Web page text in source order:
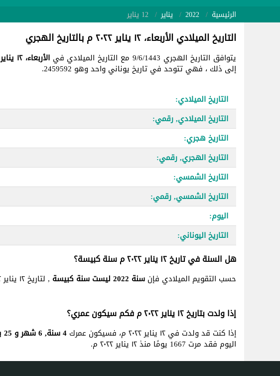
الرئيسية 2022 يناير 12 يناير
التاريخ الميلادي الأربعاء، ١٢ يناير ٢٠٢٢ م بالتاريخ الهجري
يتوافق التاريخ الهجري 9/6/1443 مع التاريخ الميلادي في الأربعاء، ١٢ يناير ٢٠٢٢ م
إلى ذلك ، فهي تتوحد في تاريخ يوناني واحد وهو 2459592.
التاريخ الميلادي:
التاريخ الميلادي, رقمي:
التاريخ هجري:
التاريخ الهجري, رقمي:
التاريخ الشمسي:
التاريخ الشمسي, رقمي:
اليوم:
التاريخ اليوناني:
هل السنة في تاريخ ١٢ يناير ٢٠٢٢ م سنة كبيسة؟
حسب التقويم الميلادي فإن سنة 2022 ليست سنة كبيسة , لتاريخ ١٢ يناير ٢٠٢٢ م.
إذا ولدت بتاريخ ١٢ يناير ٢٠٢٢ م فكم سيكون عمري؟
إذا كنت قد ولدت في ١٢ يناير ٢٠٢٢ م، فسيكون عمرك 4 سنة, 6 شهر و 25 يوم
اليوم فقد مرت 1667 يومًا منذ ١٢ يناير ٢٠٢٢ م.